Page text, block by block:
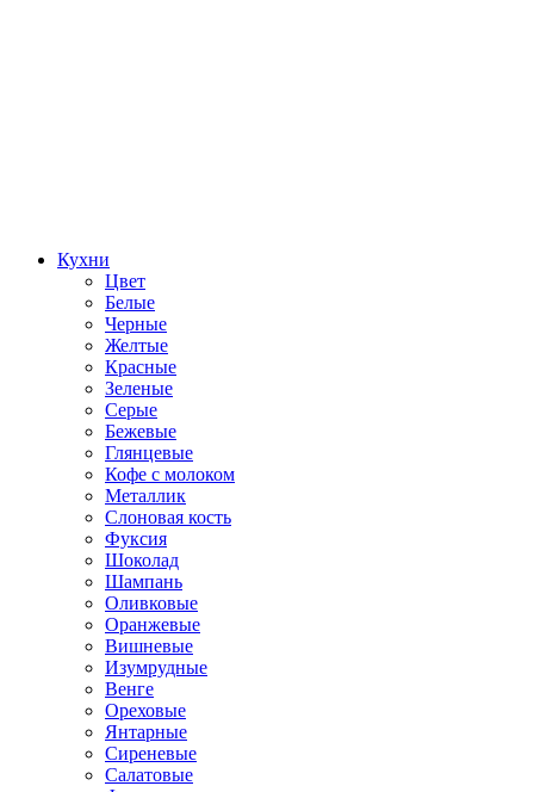
Кухни
Цвет
Белые
Черные
Желтые
Красные
Зеленые
Серые
Бежевые
Глянцевые
Кофе с молоком
Металлик
Слоновая кость
Фуксия
Шоколад
Шампань
Оливковые
Оранжевые
Вишневые
Изумрудные
Венге
Ореховые
Янтарные
Сиреневые
Салатовые